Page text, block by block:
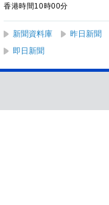
香港時間10時00分
新聞資料庫 昨日新聞
即日新聞